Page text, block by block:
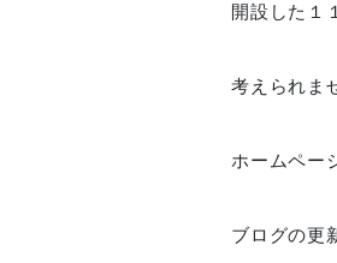
開設した１
考えられま
ホームペー
ブログの更